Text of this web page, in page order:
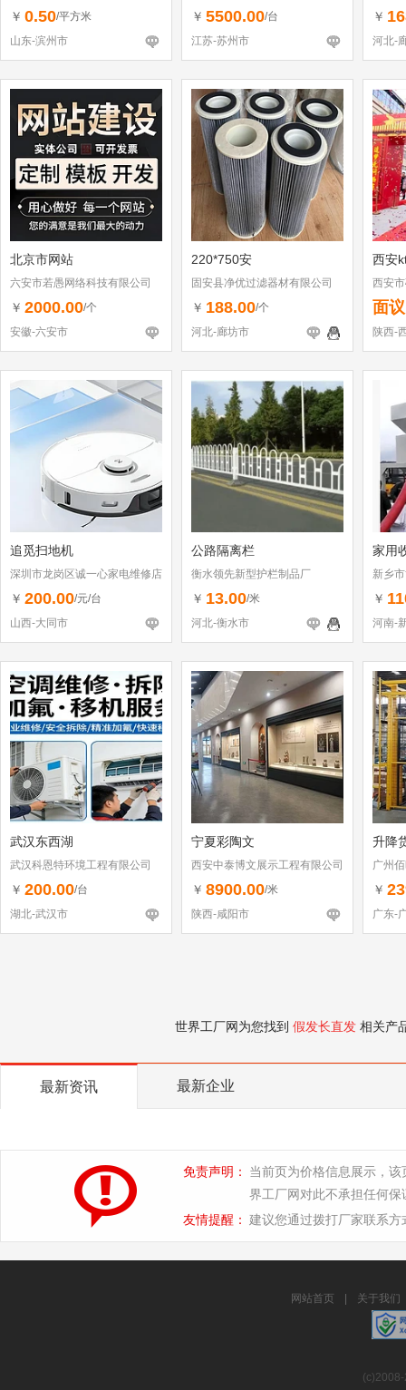
￥ 0.50/平方米
山东-滨州市
￥ 5500.00/台
江苏-苏州市
￥
河北-
北京市网站
六安市若愚网络科技有限公司
￥ 2000.00/个
安徽-六安市
220*750安
固安县净优过滤器材有限公司
￥ 188.00/个
河北-廊坊市
西安
西安
面议
陕西-
追觅扫地机
深圳市龙岗区诚一心家电维修店
（个体工商户）
￥ 200.00/元/台
山西-大同市
公路隔离栏
衡水领先新型护栏制品厂
￥ 13.00/米
河北-衡水市
家用
新乡
￥
河南-
武汉东西湖
武汉科恩特环境工程有限公司
￥ 200.00/台
湖北-武汉市
宁夏彩陶文
西安中泰博文展示工程有限公司
￥ 8900.00/米
陕西-咸阳市
升降
广州
￥
广东-
世界工厂网为您找到 假发长直发 相关产
最新资讯 最新企业
免责声明：
当前页为价格信息展示，
界工厂网对此不承担任何保
友情提醒： 建议您通过拨打厂家联系
网站首页 关于我们